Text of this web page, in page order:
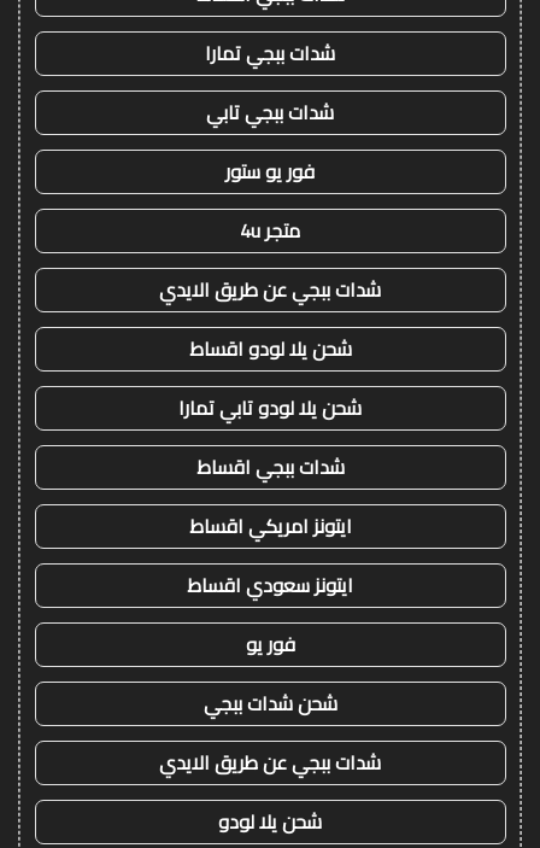
شدات ببجي تمارا
شدات ببجي تابي
فور يو ستور
متجر 4u
شدات ببجي عن طريق الايدي
شحن يلا لودو اقساط
شحن يلا لودو تابي تمارا
شدات ببجي اقساط
ايتونز امريكي اقساط
ايتونز سعودي اقساط
فور يو
شحن شدات ببجي
شدات ببجي عن طريق الايدي
شحن يلا لودو